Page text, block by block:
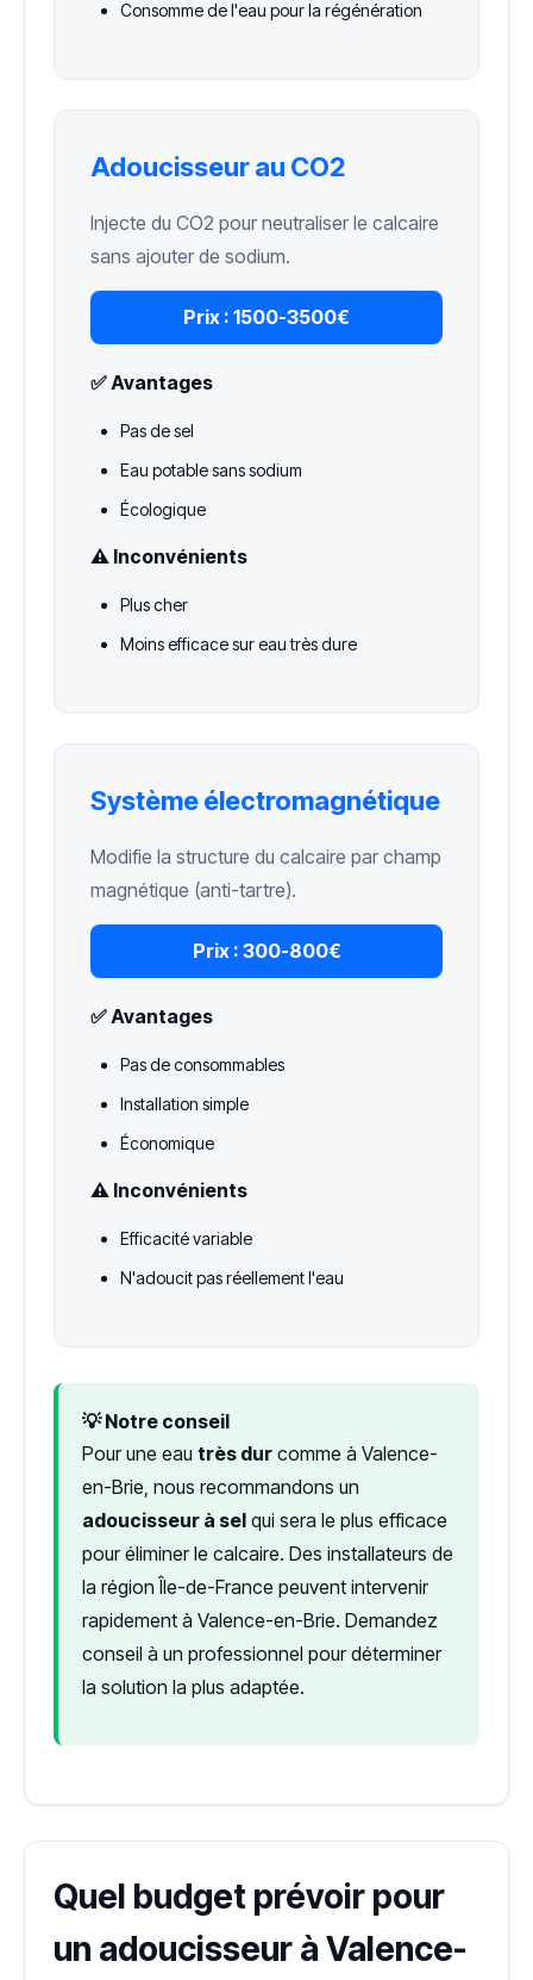
Consomme de l'eau pour la régénération
Adoucisseur au CO2
Injecte du CO2 pour neutraliser le calcaire
sans ajouter de sodium.
Prix : 1500-3500€
✅ Avantages
Pas de sel
Eau potable sans sodium
Écologique
⚠️ Inconvénients
Plus cher
Moins efficace sur eau très dure
Système électromagnétique
Modifie la structure du calcaire par champ
magnétique (anti-tartre).
Prix : 300-800€
✅ Avantages
Pas de consommables
Installation simple
Économique
⚠️ Inconvénients
Efficacité variable
N'adoucit pas réellement l'eau
💡 Notre conseil
Pour une eau très dur comme à Valence-
en-Brie, nous recommandons un
adoucisseur à sel qui sera le plus efficace
pour éliminer le calcaire. Des installateurs de
la région Île-de-France peuvent intervenir
rapidement à Valence-en-Brie. Demandez
conseil à un professionnel pour déterminer
la solution la plus adaptée.
Quel budget prévoir pour
un adoucisseur à Valence-